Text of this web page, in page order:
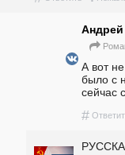
А вот
было с
сейчас
#